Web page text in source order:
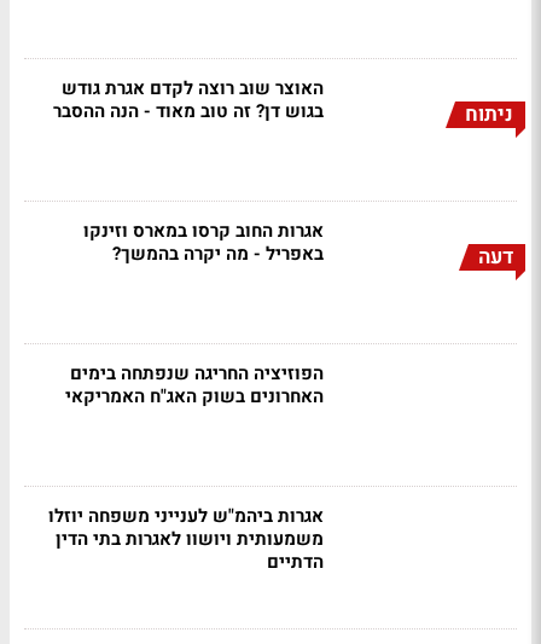
ניתוח
האוצר שוב רוצה לקדם אגרת גודש
בגוש דן? זה טוב מאוד - הנה ההסבר
דעה
אגרות החוב קרסו במארס וזינקו
באפריל - מה יקרה בהמשך?
הפוזיציה החריגה שנפתחה בימים
האחרונים בשוק האג"ח האמריקאי
אגרות ביהמ"ש לענייני משפחה יוזלו
משמעותית ויושוו לאגרות בתי הדין
הדתיים